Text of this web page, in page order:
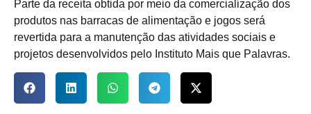
Parte da receita obtida por meio da comercialização dos
produtos nas barracas de alimentação e jogos será
revertida para a manutenção das atividades sociais e
projetos desenvolvidos pelo Instituto Mais que Palavras.